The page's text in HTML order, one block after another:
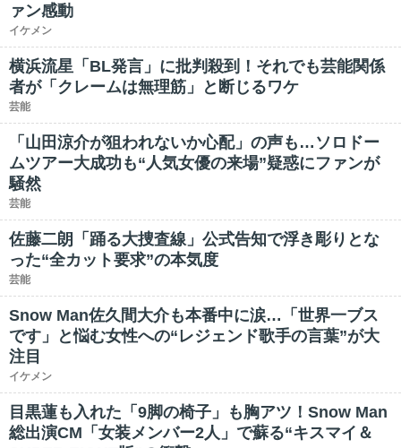
ァン感動
イケメン
横浜流星「BL発言」に批判殺到！それでも芸能関係
者が「クレームは無理筋」と断じるワケ
芸能
「山田涼介が狙われないか心配」の声も…ソロドー
ムツアー大成功も“人気女優の来場”疑惑にファンが
騒然
芸能
佐藤二朗「踊る大捜査線」公式告知で浮き彫りとな
った“全カット要求”の本気度
芸能
Snow Man佐久間大介も本番中に涙…「世界一ブス
です」と悩む女性への“レジェンド歌手の言葉”が大
注目
イケメン
目黒蓮も入れた「9脚の椅子」も胸アツ！Snow Man
総出演CM「女装メンバー2人」で蘇る“キスマイ＆